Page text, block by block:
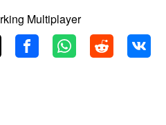
Multiplayer